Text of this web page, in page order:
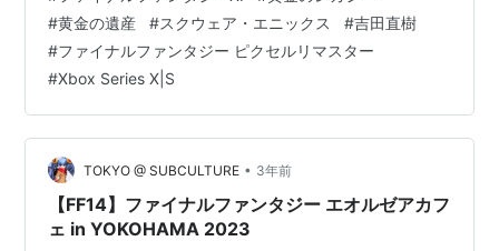
Tシャツから一つはFF6のリムルの職業ピクトマンサー、
もう一つはFF11のジョブ海賊の末裔コルセアとの噂で
す。どうでしょうね？ティザートレーラーがユーチュー
ブにもアップされていますのでリンクしておきます。他
に…
#黄金の遺産 #スクウェア・エニックス #吉田直樹
#ファイナルファンタジー ピクセルリマスター
#Xbox Series X|S
TOKYO @ SUBCULTURE • 3年前
【FF14】ファイナルファンタジー エオルゼアカフ
ェ in YOKOHAMA 2023